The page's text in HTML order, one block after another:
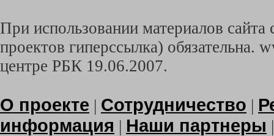
При использовании материалов
проектов гиперссылка) обязательна.
центре РБК 19.06.2007.
О проекте | Сотрудничество |
информация | Наши партнеры